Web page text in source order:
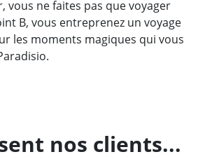
vous ne faites pas que voyager
B, vous entreprenez un voyage
les moments magiques qui vous
nos clients...